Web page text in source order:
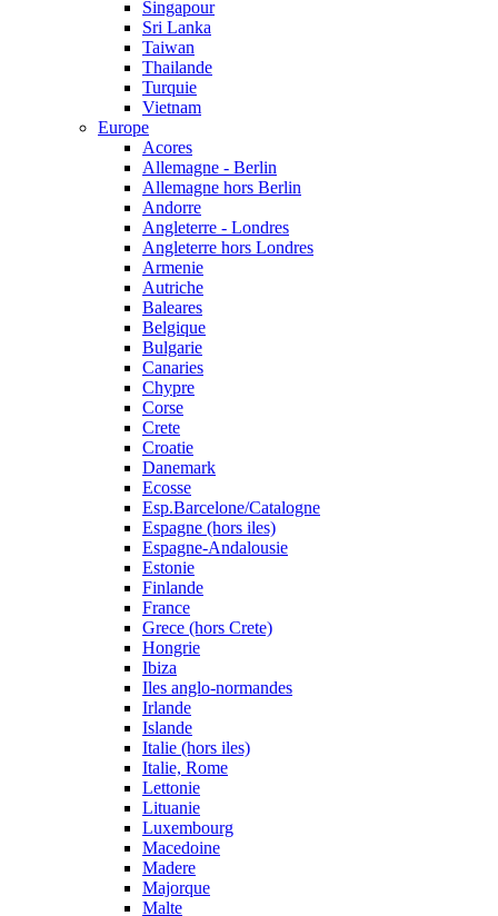
Singapour
Sri Lanka
Taiwan
Thailande
Turquie
Vietnam
Europe
Acores
Allemagne - Berlin
Allemagne hors Berlin
Andorre
Angleterre - Londres
Angleterre hors Londres
Armenie
Autriche
Baleares
Belgique
Bulgarie
Canaries
Chypre
Corse
Crete
Croatie
Danemark
Ecosse
Esp.Barcelone/Catalogne
Espagne (hors iles)
Espagne-Andalousie
Estonie
Finlande
France
Grece (hors Crete)
Hongrie
Ibiza
Iles anglo-normandes
Irlande
Islande
Italie (hors iles)
Italie, Rome
Lettonie
Lituanie
Luxembourg
Macedoine
Madere
Majorque
Malte